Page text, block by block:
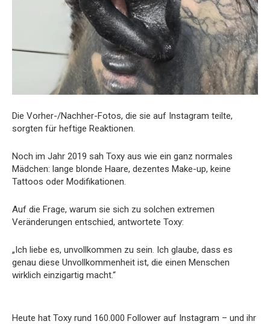
Die Vorher-/Nachher-Fotos, die sie auf Instagram teilte,
sorgten für heftige Reaktionen.
Noch im Jahr 2019 sah Toxy aus wie ein ganz normales
Mädchen: lange blonde Haare, dezentes Make-up, keine
Tattoos oder Modifikationen.
Auf die Frage, warum sie sich zu solchen extremen
Veränderungen entschied, antwortete Toxy:
„Ich liebe es, unvollkommen zu sein. Ich glaube, dass es
genau diese Unvollkommenheit ist, die einen Menschen
wirklich einzigartig macht.“
Heute hat Toxy rund 160.000 Follower auf Instagram – und ihr